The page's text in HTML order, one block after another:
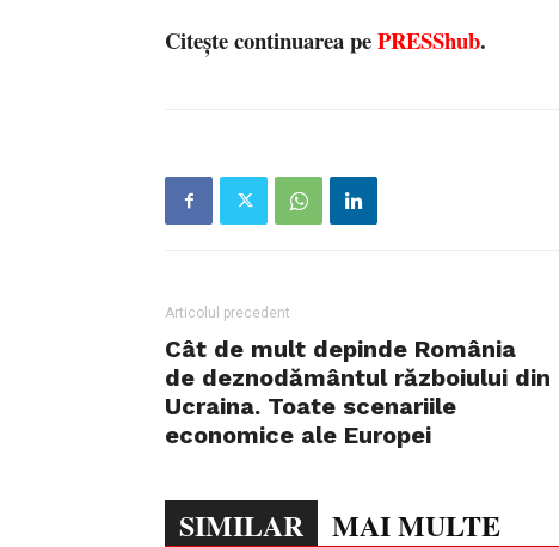
Citește continuarea pePRESShub.
Articolul precedent
Cât de mult depinde România
de deznodământul războiului din
Ucraina. Toate scenariile
economice ale Europei
SIMILAR MAI MULTE